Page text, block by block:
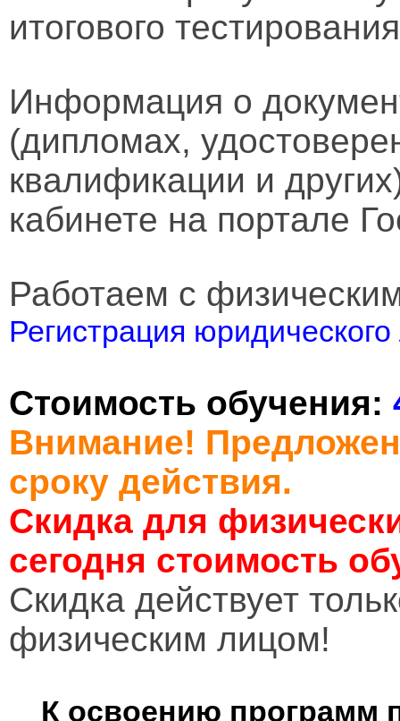
итогового
Информация о
(дипломах,
квалификации и
кабинете на портале
Работаем с
Регистрация
Стоимость обучения:
Внимание!
сроку действия.
Скидка для
сегодня стоимость
Cкидка действует
физическим лицом!
К освоению программ